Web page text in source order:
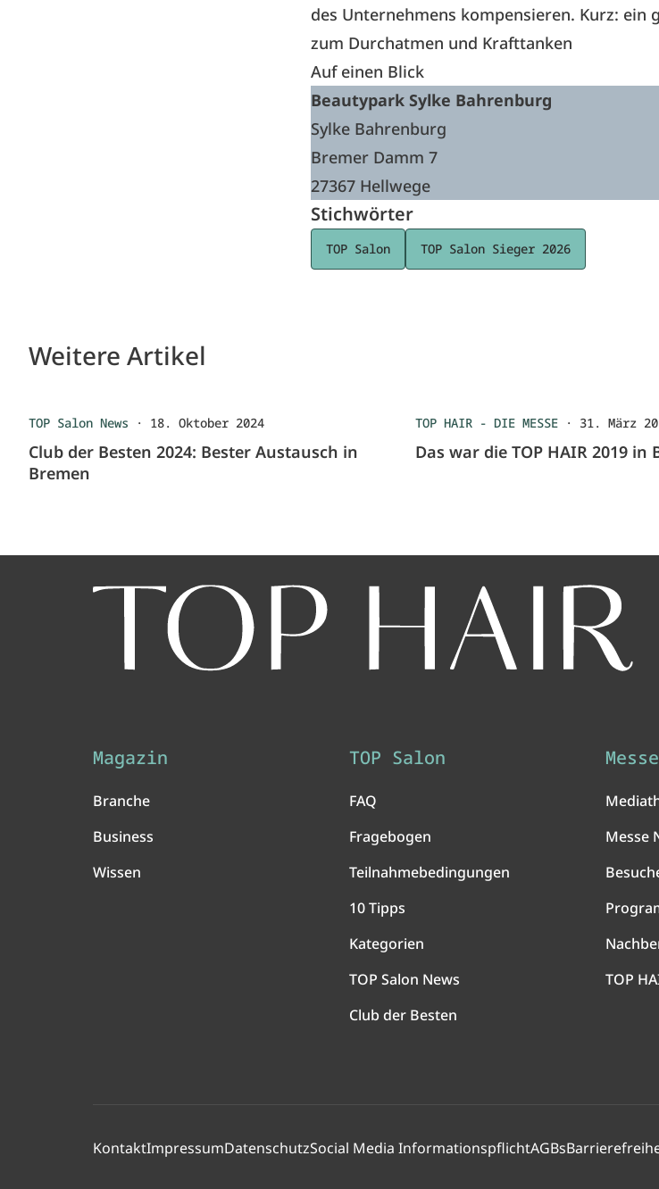
des Unternehmens kompensieren. Kurz: ein
zum Durchatmen und Krafttanken
Auf einen Blick
Beautypark Sylke Bahrenburg
Sylke Bahrenburg
Bremer Damm 7
27367 Hellwege
Stichwörter
TOP Salon TOP Salon Sieger 2026
Weitere Artikel
TOP Salon News · 18. Oktober 2024
Club der Besten 2024: Bester Austausch in
Bremen
TOP HAIR - DIE MESSE · 31. März
Das war die TOP HAIR 2019 in
Magazin
Branche
Business
Wissen
TOP Salon
FAQ
Fragebogen
Teilnahmebedingungen
10 Tipps
Kategorien
TOP Salon News
Club der Besten
Messe
Messe
TOP
KontaktImpressumDatenschutzSocial Media InformationspflichtAGBs